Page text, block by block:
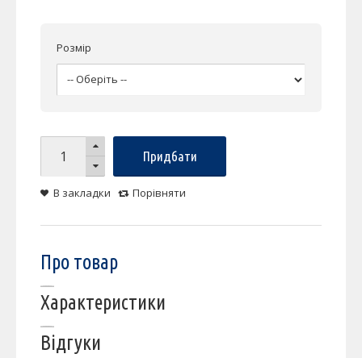
Розмір
Придбати
В закладки Порівняти
Про товар
Характеристики
Відгуки